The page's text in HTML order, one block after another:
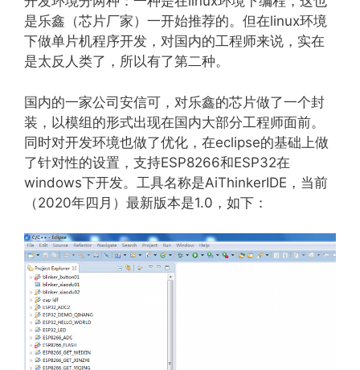
是乐鑫（芯片厂家）一开始推荐的。但在linux环境
下做单片机程序开发，对国内的工程师来说，实在
是太反人类了，所以有了第二种。
国内的一家公司安信可，对乐鑫的芯片做了一个封
装，以模组的形式出现在国内大部分工程师面前。
同时对开发环境也做了优化，在eclipse的基础上做
了针对性的设置，支持ESP8266和ESP32在
windows下开发。工具名称是AiThinkerIDE，当前
（2020年四月）最新版本是1.0，如下：